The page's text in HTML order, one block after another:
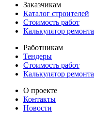
Заказчикам
Каталог строителей
Стоимость работ
Калькулятор ремонта
Работникам
Тендеры
Стоимость работ
Калькулятор ремонта
О проекте
Контакты
Новости